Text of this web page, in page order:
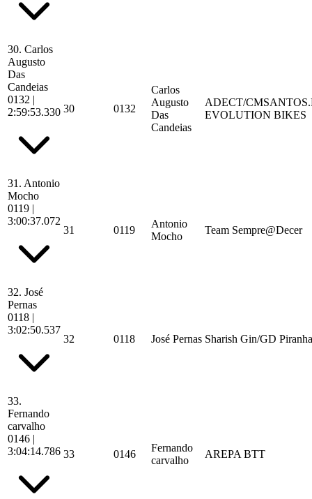
30. Carlos
Augusto
Das
Candeias
0132 |
2:59:53.330 30 0132
Carlos
Augusto
Das
Candeias
ADECT/
EVOLUTION BIKES
31. Antonio
Mocho
0119 |
3:00:37.072
31 0119
Antonio
Mocho
Team Sempre@Decer
32. José
Pernas
0118 |
3:02:50.537
32 0118 José Pernas Sharish Gin/GD
33.
Fernando
carvalho
0146 |
3:04:14.786 33 0146
Fernando
carvalho
AREPA BTT